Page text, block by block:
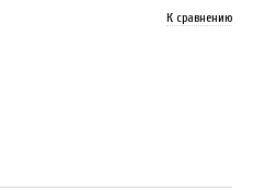
К сравнению